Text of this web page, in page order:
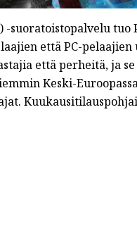
-suoratoistopalvelu
että PC-
että perheitä, ja
Keski-